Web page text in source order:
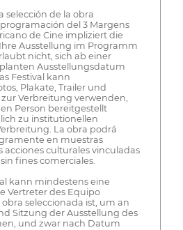
selección de la obra
del 3 Margens
de Cine impliziert die
Ausstellung im Programm
nicht, sich ab einer
Ausstellungsdatum
Festival kann
Plakate, Trailer und
Verbreitung verwenden,
Person bereitgestellt
zu institutionellen
La obra podrá
en muestras
acciones culturales vinculadas
fines comerciales.
kann mindestens eine
Vertreter des Equipo
seleccionada ist, um an
Sitzung der Ausstellung des
und zwar nach Datum